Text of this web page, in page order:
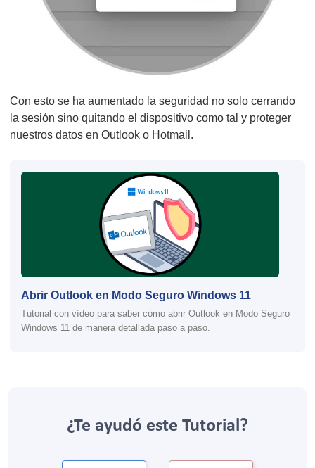
Con esto se ha aumentado la seguridad no solo cerrando
la sesión sino quitando el dispositivo como tal y proteger
nuestros datos en Outlook o Hotmail.
Abrir Outlook en Modo Seguro Windows 11
Tutorial con vídeo para saber cómo abrir Outlook en Modo Seguro
Windows 11 de manera detallada paso a paso.
¿Te ayudó este Tutorial?